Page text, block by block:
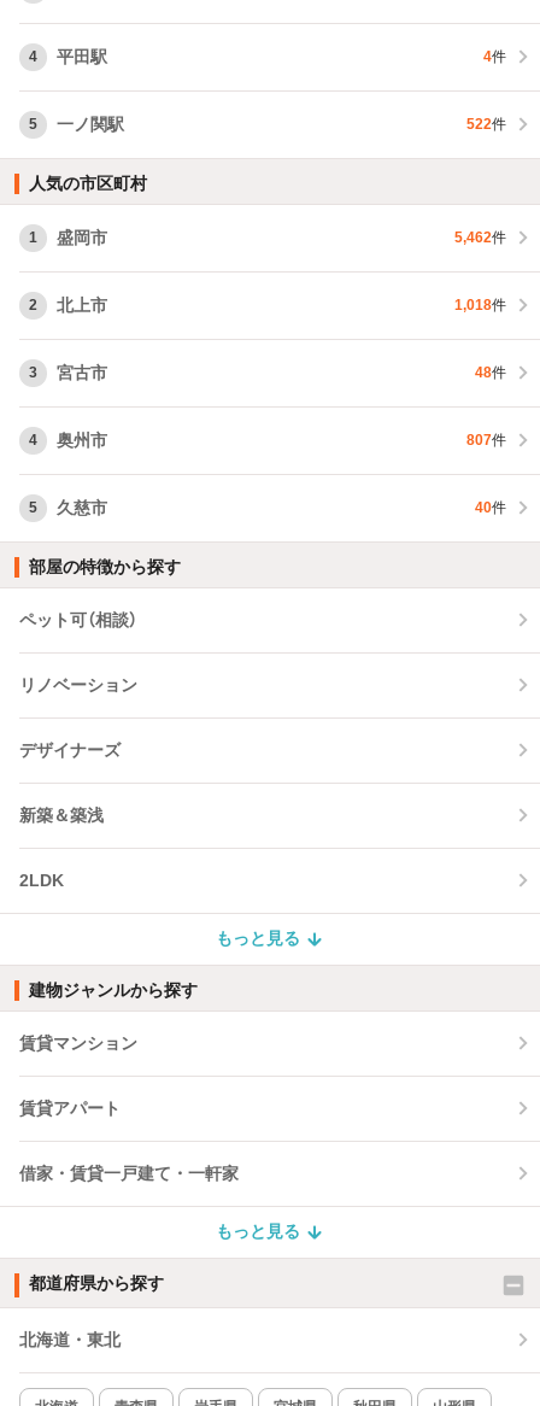
4 平田駅 4件
5 一ノ関駅 522件
人気の市区町村
1 盛岡市 5,462件
2 北上市 1,018件
3 宮古市 48件
4 奥州市 807件
5 久慈市 40件
部屋の特徴から探す
ペット可（相談）
リノベーション
デザイナーズ
新築＆築浅
2LDK
もっと見る
建物ジャンルから探す
賃貸マンション
賃貸アパート
借家・賃貸一戸建て・一軒家
もっと見る
都道府県から探す
北海道・東北